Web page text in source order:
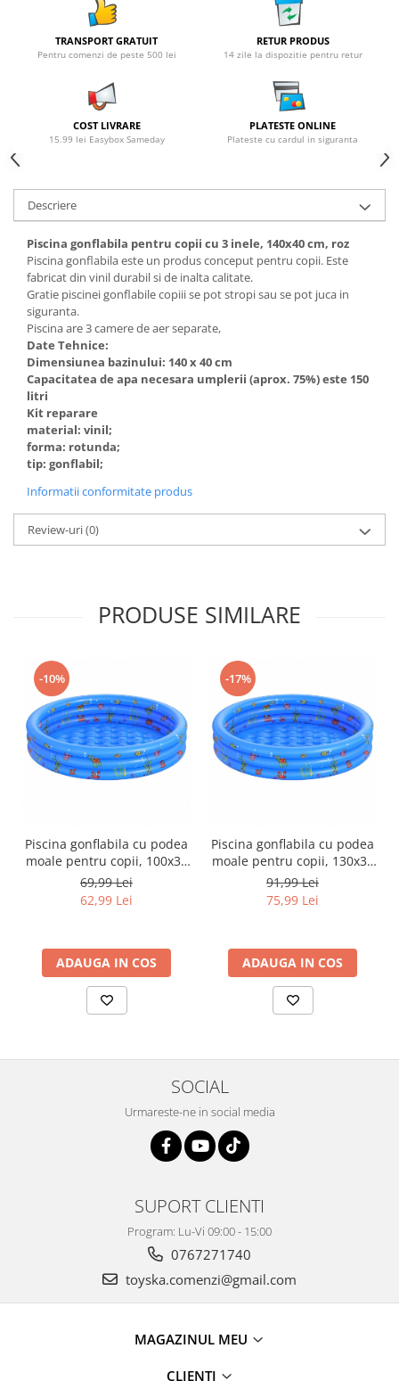
TRANSPORT GRATUIT
Pentru comenzi de peste 500 lei
RETUR PRODUS
14 zile la dispozitie pentru retur
COST LIVRARE
15.99 lei Easybox Sameday
PLATESTE ONLINE
Plateste cu cardul in siguranta
Descriere
Piscina gonflabila pentru copii cu 3 inele, 140x40 cm, roz
Piscina gonflabila este un produs conceput pentru copii. Este
fabricat din vinil durabil si de inalta calitate.
Gratie piscinei gonflabile copiii se pot stropi sau se pot juca in
siguranta.
Piscina are 3 camere de aer separate,
Date Tehnice:
Dimensiunea bazinului: 140 x 40 cm
Capacitatea de apa necesara umplerii (aprox. 75%) este 150
litri
Kit reparare
material: vinil;
forma: rotunda;
tip: gonflabil;
Informatii conformitate produs
Review-uri(0)
PRODUSE SIMILARE
-10%
Piscina gonflabila cu podea
moale pentru copii, 100x35
cm, albastru
69,99 Lei
62,99 Lei
ADAUGA IN COS
-17%
Piscina gonflabila cu podea
moale pentru copii, 130x35
cm, albastru
91,99 Lei
75,99 Lei
ADAUGA IN COS
SOCIAL
Urmareste-ne in social media
SUPORT CLIENTI
Program: Lu-Vi 09:00 - 15:00
0767271740
toyska.comenzi@gmail.com
MAGAZINUL MEU
CLIENTI